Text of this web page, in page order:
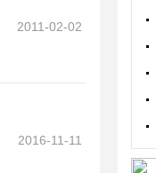
2011-02-02
2016-11-11